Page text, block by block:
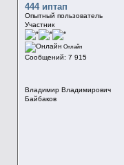
444 иптап
Опытный пользователь
Участник
Онлайн
Сообщений: 7 915
Владимир Владимирович
Байбаков